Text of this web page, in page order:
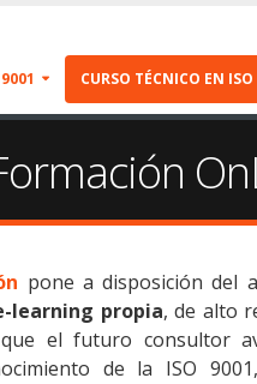
CURSO TÉCNICO EN
pone a disposición del
learning propia, de alto
el futuro consultor
de la ISO